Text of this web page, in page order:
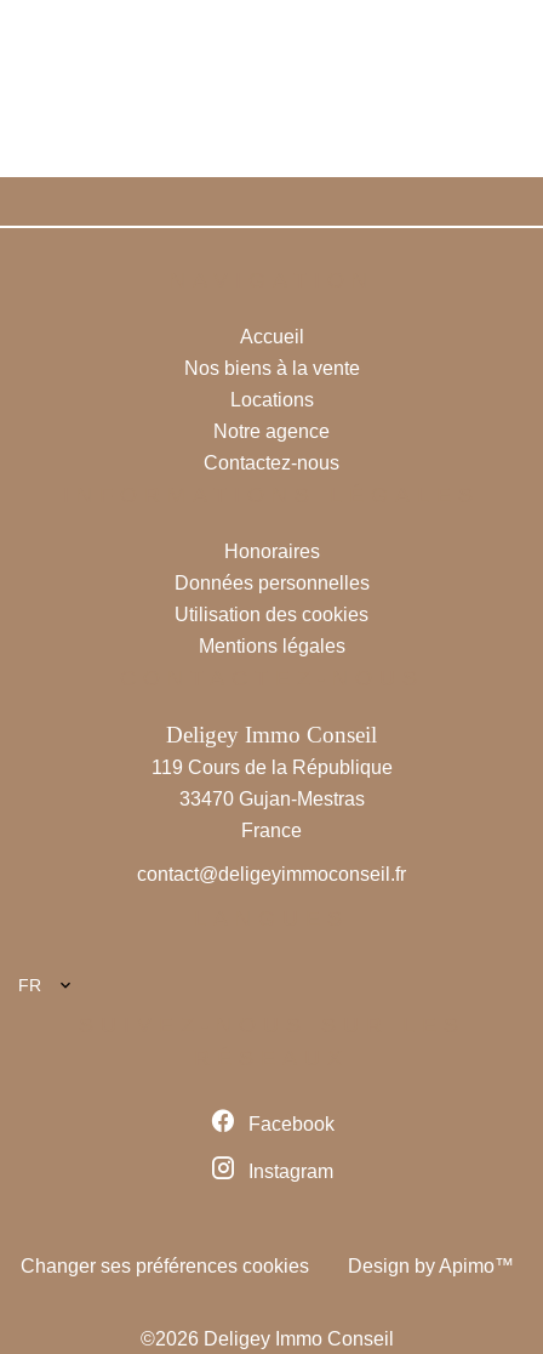
Accueil
Nos biens à la vente
Locations
Notre agence
Contactez-nous
Honoraires
Données personnelles
Utilisation des cookies
Mentions légales
Deligey Immo Conseil
119 Cours de la République
33470Gujan-Mestras
France
contact@deligeyimmoconseil.fr
FR
Facebook
Instagram
Changer ses préférences cookies Design byApimo™
©2026 Deligey Immo Conseil